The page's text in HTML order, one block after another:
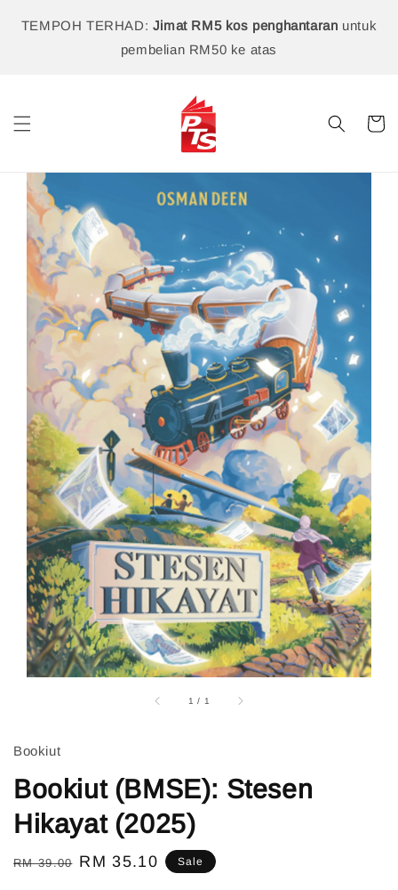
TEMPOH TERHAD: Jimat RM5 kos penghantaran untuk
pembelian RM50 ke atas
1 / 1
Bookiut
Bookiut (BMSE): Stesen
Hikayat (2025)
Regular
RM 39.00 Sale
RM 35.10 Sale